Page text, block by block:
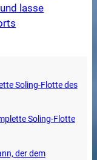
lasse
Soling-Flotte des
Soling-Flotte
der dem